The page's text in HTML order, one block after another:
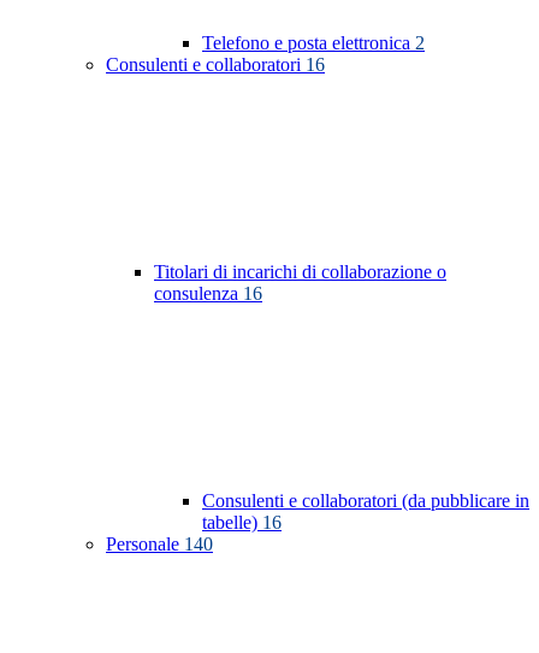
Telefono e posta elettronica 2
Consulenti e collaboratori 16
Titolari di incarichi di collaborazione o
consulenza 16
Consulenti e collaboratori (da pubblicare in
tabelle) 16
Personale 140